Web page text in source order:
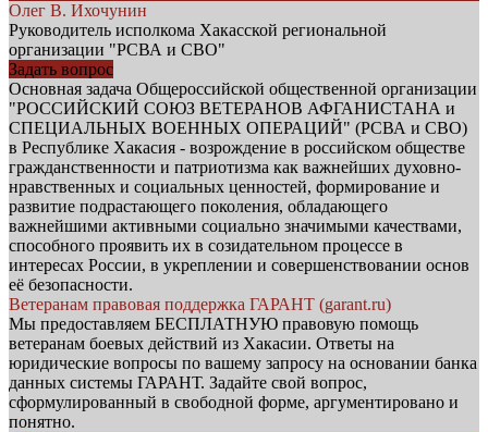
Олег В. Ихочунин
Руководитель исполкома Хакасской региональной
организации "РСВА и СВО"
Задать вопрос
Основная задача Общероссийской общественной организации
"РОССИЙСКИЙ СОЮЗ ВЕТЕРАНОВ АФГАНИСТАНА и
СПЕЦИАЛЬНЫХ ВОЕННЫХ ОПЕРАЦИЙ" (РСВА и СВО)
в Республике Хакасия - возрождение в российском обществе
гражданственности и патриотизма как важнейших духовно-
нравственных и социальных ценностей, формирование и
развитие подрастающего поколения, обладающего
важнейшими активными социально значимыми качествами,
способного проявить их в созидательном процессе в
интересах России, в укреплении и совершенствовании основ
её безопасности.
Ветеранам правовая поддержка ГАРАНТ (garant.ru)
Мы предоставляем БЕСПЛАТНУЮ правовую помощь
ветеранам боевых действий из Хакасии. Ответы на
юридические вопросы по вашему запросу на основании банка
данных системы ГАРАНТ. Задайте свой вопрос,
сформулированный в свободной форме, аргументировано и
понятно.